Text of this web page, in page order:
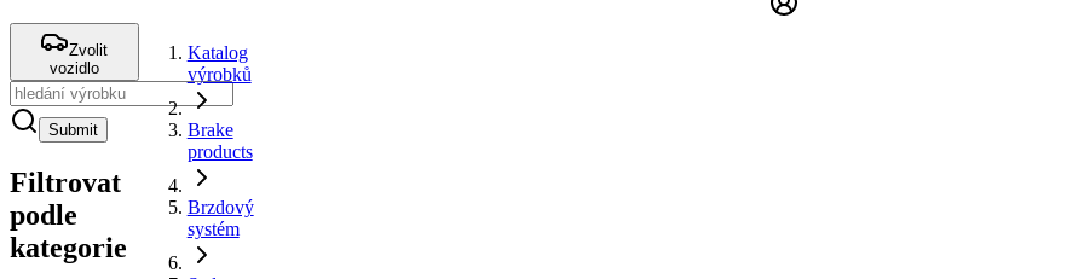
Zvolit
vozidlo
Submit
Filtrovat
podle
kategorie
Katalog
výrobků
Brake
products
Brzdový
systém